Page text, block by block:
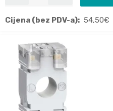
Cijena (bez PDV-a): 54,50€